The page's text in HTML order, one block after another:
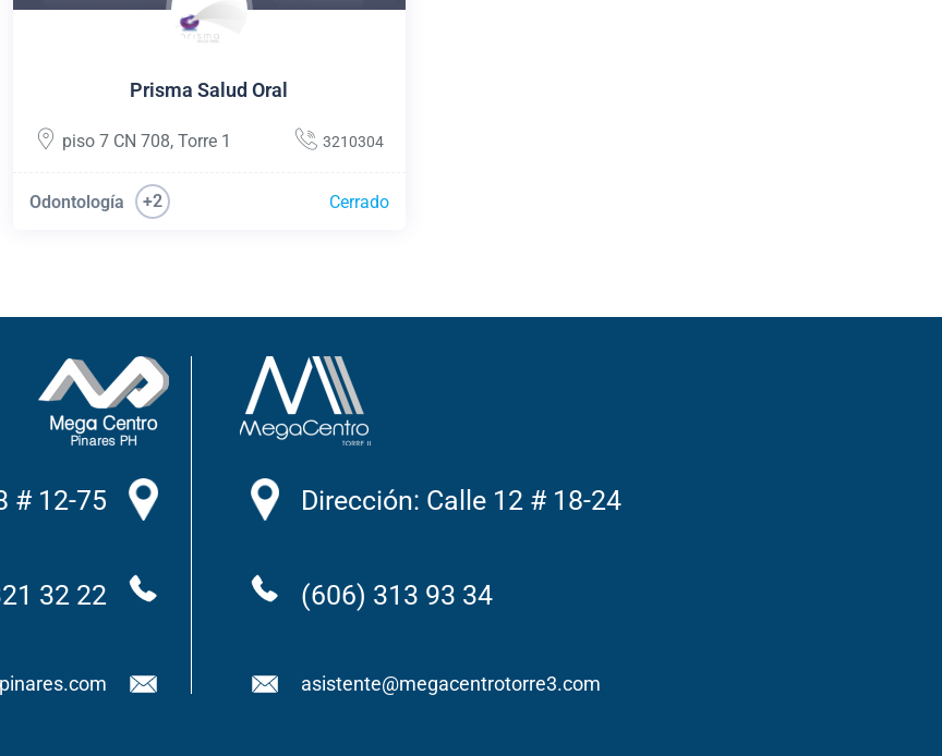
Prisma Salud Oral
piso 7 CN 708, Torre 1 3210304
Odontología +2 Cerrado
# 12-75
32 22
Dirección: Calle 12 # 18-24
(606) 313 93 34
asistente@megacentrotorre3.com